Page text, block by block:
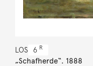
LOS 6 R
„Schafherde“. 1888